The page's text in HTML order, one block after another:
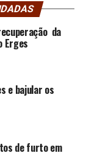
da
Erges
e bajular os
de furto em